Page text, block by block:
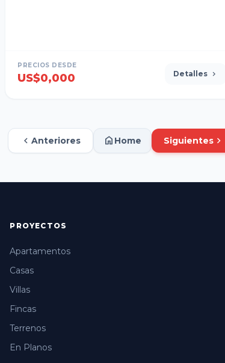
PRECIOS DESDE
US$0,000 Detalles chevron_right
chevron_left Anteriores home Home Siguientes chevron_right
PROYECTOS
Apartamentos
Casas
Villas
Fincas
Terrenos
En Planos